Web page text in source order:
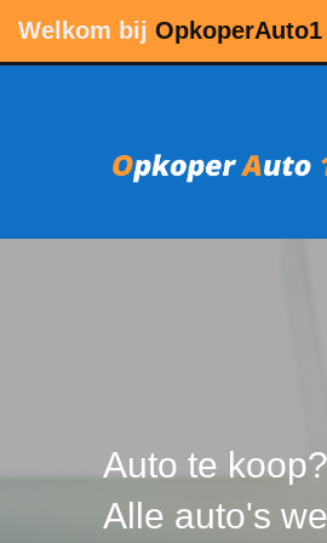
Welkom bij OpkoperAuto1
Auto te koop?
Alle auto's